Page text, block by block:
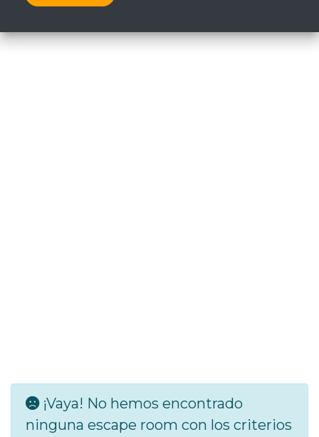
¡Vaya! No hemos encontrado
ninguna escape room con los criterios